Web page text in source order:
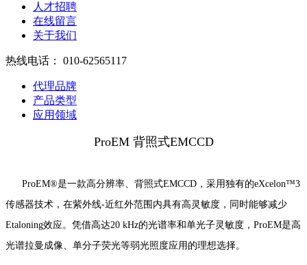
人才招聘
在线留言
关于我们
热线电话： 010-62565117
代理品牌
产品类型
应用领域
ProEM 背照式EMCCD
ProEM®是一款高分辨率、背照式EMCCD，采用独有的eXcelon™3
传感器技术，在紫外线-近红外范围内具有高灵敏度，同时能够减少
Etaloning效应。凭借高达20 kHz的光谱率和单光子灵敏度，ProEM是高
光谱拉曼成像、单分子荧光等弱光照度应用的理想选择。